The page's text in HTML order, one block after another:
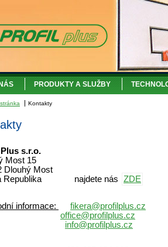
PRODUKTY A SLUŽBY
Kontakty
s.r.o.
Most 15
Dlouhý Most
Republika najdete nás
ZDE
informace:
fikera@profilplus.cz
office@profilplus.cz
info@profilplus.cz